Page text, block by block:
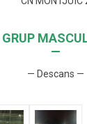
GRUP
—
— Descans —